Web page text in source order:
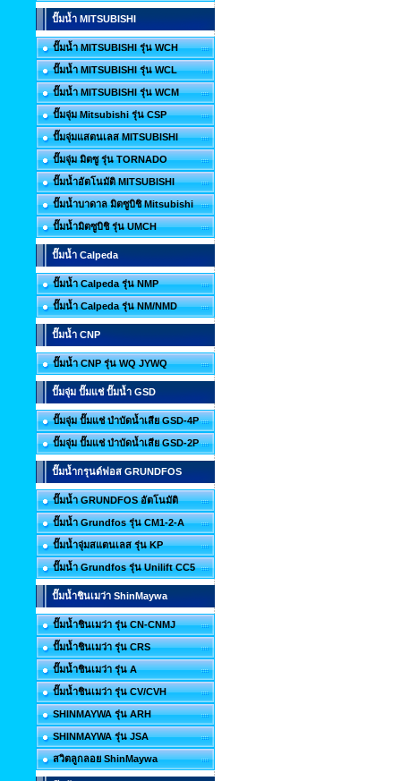
ปั๊มน้ำ MITSUBISHI
ปั๊มน้ำ MITSUBISHI รุ่น WCH
ปั๊มน้ำ MITSUBISHI รุ่น WCL
ปั๊มน้ำ MITSUBISHI รุ่น WCM
ปั๊มจุ่ม Mitsubishi รุ่น CSP
ปั๊มจุ่มแสตนเลส MITSUBISHI
ปั๊มจุ่ม มิตซู รุ่น TORNADO
ปั๊มน้ำอัตโนมัติ MITSUBISHI
ปั๊มน้ำบาดาล มิตซูบิชิ Mitsubishi
ปั๊มน้ำมิตซูบิชิ รุ่น UMCH
ปั๊มน้ำ Calpeda
ปั๊มน้ำ Calpeda รุ่น NMP
ปั๊มน้ำ Calpeda รุ่น NM/NMD
ปั๊มน้ำ CNP
ปั๊มน้ำ CNP รุ่น WQ JYWQ
ปั๊มจุ่ม ปั๊มแช่ ปั๊มน้ำ GSD
ปั๊มจุ่ม ปั๊มแช่ บำบัดน้ำเสีย GSD-4P
ปั๊มจุ่ม ปั๊มแช่ บำบัดน้ำเสีย GSD-2P
ปั๊มน้ำกรุนด์ฟอส GRUNDFOS
ปั๊มน้ำ GRUNDFOS อัตโนมัติ
ปั๊มน้ำ Grundfos รุ่น CM1-2-A
ปั๊มน้ำจุ่มสแตนเลส รุ่น KP
ปั๊มน้ำ Grundfos รุ่น Unilift CC5
ปั๊มน้ำชินเมว่า ShinMaywa
ปั๊มน้ำชินเมว่า รุ่น CN-CNMJ
ปั๊มน้ำชินเมว่า รุ่น CRS
ปั๊มน้ำชินเมว่า รุ่น A
ปั๊มน้ำชินเมว่า รุ่น CV/CVH
SHINMAYWA รุ่น ARH
SHINMAYWA รุ่น JSA
สวิตลูกลอย ShinMaywa